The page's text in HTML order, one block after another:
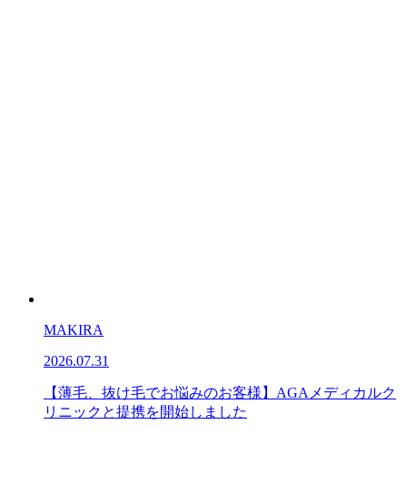
MAKIRA
2026.07.31
【薄毛、抜け毛でお悩みのお客様】AGAメディカルク
リニックと提携を開始しました